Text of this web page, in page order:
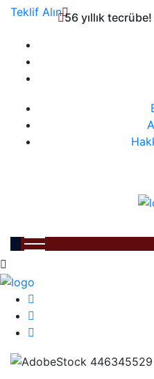
56 yıllık tecrübe!
Teklif Alın